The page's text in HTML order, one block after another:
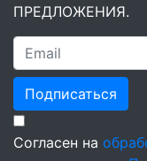
ПРЕДЛОЖЕНИЯ.
Подписаться
Согласен на